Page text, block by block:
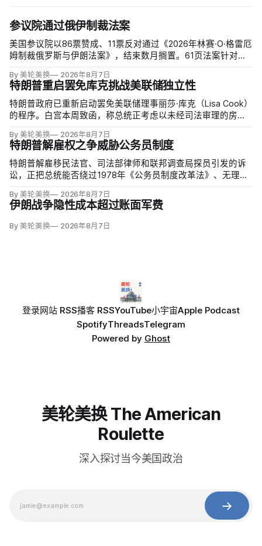
参议院通过俄伊制裁法案
美国参议院以86票赞成、11票反对通过《2026年林赛·O·格雷厄
姆制裁俄罗斯与伊朗法案》，结束数月搁置。61页法案针对俄
裁；同时授权对购买俄油气最多的五个国家实施定向关税，意
在切断支持俄乌战争的能源收入。
By 美轮美换 2026年8月7日
特朗普重启罢免库克挑战美联储独立性
特朗普政府已重新启动罢免美联储理事丽莎·库克（Lisa Cook）
的程序。白宫本周致函，称总统正考虑以未经司法审理的房贷
By 美轮美换 2026年8月7日
特朗普解雇权之争威胁公务员制度
特朗普解雇移民法官、司法部律师和联邦调查局探员引发的诉
讼，正把总统能否绕过1978年《公务员制度改革法》、无理由
天将全院审理两名前移民法官梅根·杰克勒（Megan Jackler）
和布兰登·贾罗赫（Brandon Jaroc…
By 美轮美换 2026年8月7日
伊朗战争隐性成本超过账面军费
By 美轮美换 2026年8月7日
登录网站 RSS播客 RSSYouTube小宇宙Apple Podcast
SpotifyThreadsTelegram
Powered by Ghost
美轮美换 The American
Roulette
深入探讨当今美国政治